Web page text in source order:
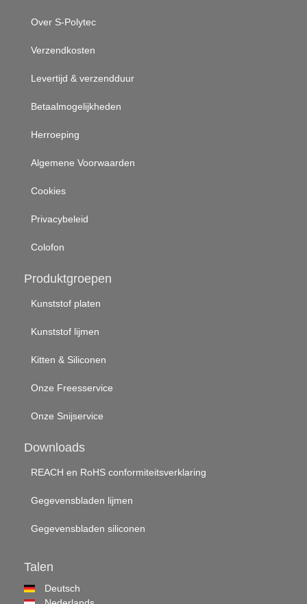
Over S-Polytec
Verzendkosten
Levertijd & verzendduur
Betaalmogelijkheden
Herroeping
Algemene Voorwaarden
Cookies
Privacybeleid
Colofon
Produktgroepen
Kunststof platen
Kunststof lijmen
Kitten & Siliconen
Onze Freesservice
Onze Snijservice
Downloads
REACH en RoHS conformiteitsverklaring
Gegevensbladen lijmen
Gegevensbladen siliconen
Talen
Deutsch